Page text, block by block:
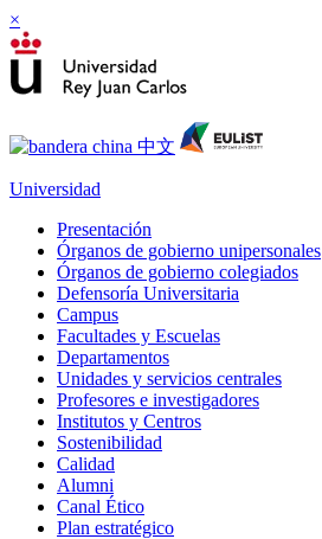
×
Universidad
Presentación
Órganos de gobierno unipersonales
Órganos de gobierno colegiados
Defensoría Universitaria
Campus
Facultades y Escuelas
Departamentos
Unidades y servicios centrales
Profesores e investigadores
Institutos y Centros
Sostenibilidad
Calidad
Alumni
Canal Ético
Plan estratégico